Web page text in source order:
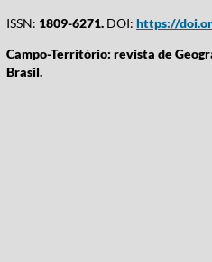
ISSN: 1809-6271. DOI: https://
Campo-Território: revista de
Brasil.